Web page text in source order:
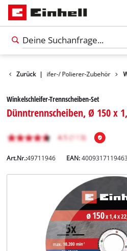
Deutsch
Zurück |
Winkelschleifer-/ Polierer-Zubehör
Winkelschleifer-Trennscheiben-Set
Dünntrennscheiben, Ø 150 x
Art.Nr.:49711946 EAN: